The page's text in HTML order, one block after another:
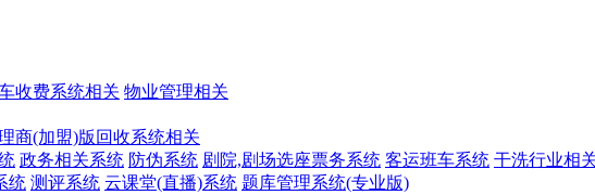
收费系统相关 物业管理相关
商(加盟)版回收系统相关
政务相关系统 防伪系统 剧院,剧场选座票务系统 客运班车系统 干洗行业相
统 测评系统 云课堂(直播)系统 题库管理系统(专业版)